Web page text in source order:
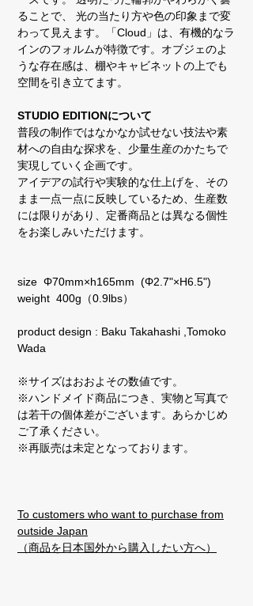
ることで、 光の当たり方や色の印象まで変
わって見えます。「Cloud」は、有機的なラ
インのフォルムが特徴です。オブジェのよ
うな存在感は、棚やキャビネットの上でも
空間を引き立てます。
STUDIO EDITIONについて
普段の制作ではなかなか試せない技法や素
材への自由な探求を、少量生産のかたちで
実現していく企画です。
アイデアの試行や実験的な仕上げを、その
まま一点一点に反映しているため、生産数
には限りがあり、定番商品とは異なる個性
をお楽しみいただけます。
size Φ70mm×h165mm (Φ2.7"×H6.5")
weight 400g（0.9lbs）
product design : Baku Takahashi ,Tomoko
Wada
※サイズはおおよその数値です。
※ハンドメイド商品につき、実物と写真で
は若干の個体差がございます。あらかじめ
ご了承ください。
※再販売は未定となっております。
To customers who want to purchase from
outside Japan
（商品を日本国外から購入したい方へ）